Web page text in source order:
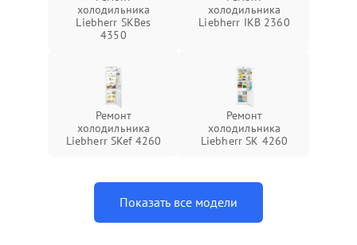
холодильника
Liebherr SKBes
4350
холодильника
Liebherr IKB 2360
Ремонт
холодильника
Liebherr SKef 4260
Ремонт
холодильника
Liebherr SK 4260
Показать все модели